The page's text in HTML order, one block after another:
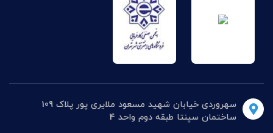
سهروردی خیابان شهید مسعود ملایری پور پلاک 109
ساختمان سپنتا طبقه دوم واحد 4